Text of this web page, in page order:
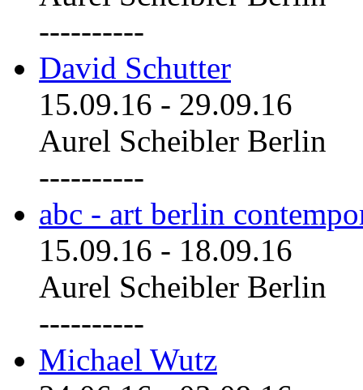
----------
David Schutter
15.09.16 - 29.09.16
Aurel Scheibler Berlin
----------
abc - art berlin
15.09.16 - 18.09.16
Aurel Scheibler Berlin
----------
Michael Wutz